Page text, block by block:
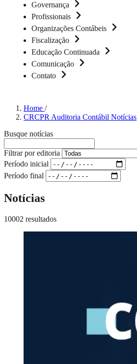
Governança
Profissionais
Organizações Contábeis
Fiscalização
Educação Continuada
Comunicação
Contato
Home /
CRCPR Auditoria Contábil Notícias
Busque notícias
Filtrar por editoria
Período inicial
Período final
Notícias
10002 resultados